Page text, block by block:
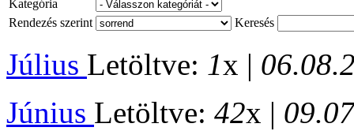
Kategória
Rendezés szerint
Keresés
Július Letöltve: 1x |
Június Letöltve: 42x |